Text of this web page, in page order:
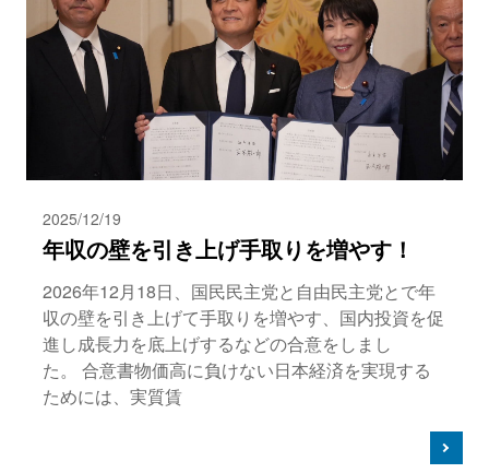
2025/12/19
年収の壁を引き上げ手取りを増やす！
2026年12月18日、国民民主党と自由民主党とで年
収の壁を引き上げて手取りを増やす、国内投資を促
進し成長力を底上げするなどの合意をしまし
た。 合意書物価高に負けない日本経済を実現する
ためには、実質賃